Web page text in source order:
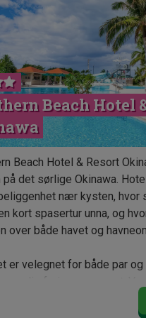
inspirasjon. I
på DoubleTree by Hilton
og komfortabelt
fasiliteter. Det tilbys rom
eller to enkeltsenger
og rommene har
Beach Hotel
Beach Hotel & Resort
på det sørlige Okinawa.
nær kysten, hvor
kort spasertur unna, og
over både havet og
er velegnet for både par
kan du slappe av og